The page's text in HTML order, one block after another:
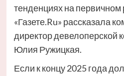
тенденциях на
«Газете.Ru» рассказала
директор девелоперской
Юлия Ружицкая.
Если к концу 2025 года